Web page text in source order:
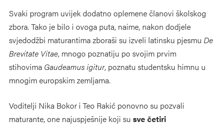
Svaki program uvijek dodatno oplemene članovi školskog
zbora. Tako je bilo i ovoga puta, naime, nakon dodjele
svjedodžbi maturantima zboraši su izveli latinsku pjesmu De
Brevitate Vitae, mnogo poznatiju po svojim prvim
stihovima Gaudeamus igitur, poznatu studentsku himnu u
mnogim europskim zemljama.
Voditelji Nika Bokor i Teo Rakić ponovno su pozvali
maturante, one najuspješnije koji su sve četiri